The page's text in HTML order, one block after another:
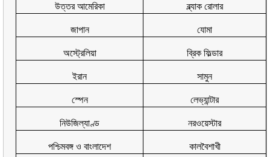
উত্তর আমেরিকা ব্ল্যাক রোলার
জাপান যোমা
অস্ট্রেলিয়া ব্রিক ফিল্ডার
ইরান সামুন
স্পেন লেভ্যান্টার
নিউজিল্যাণ্ড নরওয়েস্টার
পশ্চিমবঙ্গ ও বাংলাদেশ কালবৈশাখী